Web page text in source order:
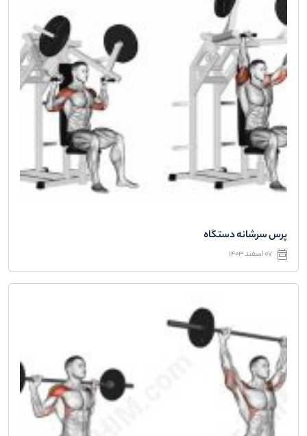
پرس سرشانه دستگاه
07 اسفند 1403